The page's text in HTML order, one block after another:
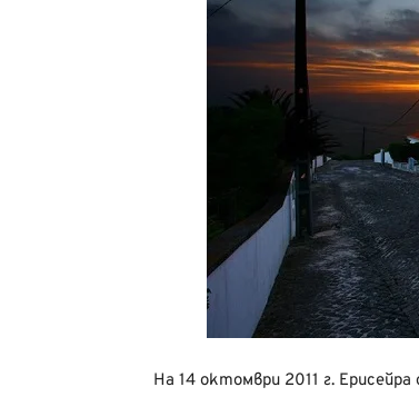
На 14 октомври 2011 г.